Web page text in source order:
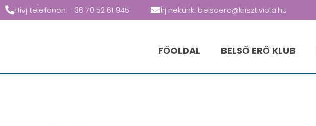
Hívj telefonon: +36 70 52 61 945 Írj nekünk: belsoero@krisztiviola.hu
FŐOLDAL BELSŐ ERŐ KLUB